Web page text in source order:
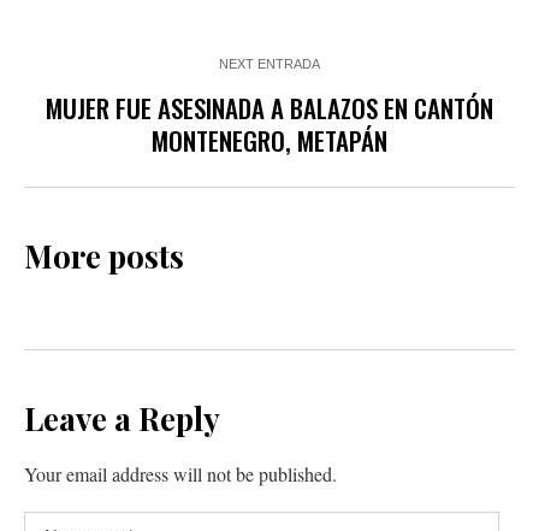
NEXT ENTRADA
MUJER FUE ASESINADA A BALAZOS EN CANTÓN
MONTENEGRO, METAPÁN
More posts
Leave a Reply
Your email address will not be published.